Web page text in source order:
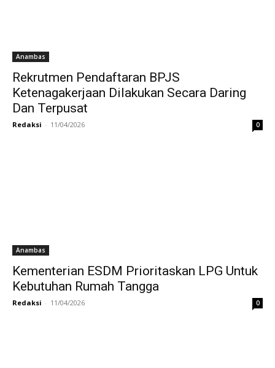
Anambas
Rekrutmen Pendaftaran BPJS
Ketenagakerjaan Dilakukan Secara Daring
Dan Terpusat
Redaksi - 11/04/2026 0
Anambas
Kementerian ESDM Prioritaskan LPG Untuk
Kebutuhan Rumah Tangga
Redaksi - 11/04/2026 0